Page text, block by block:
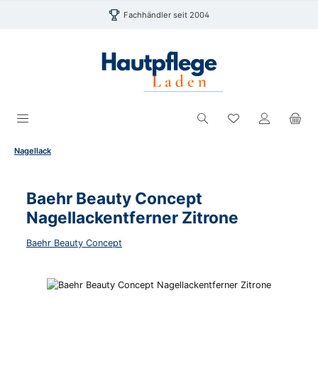
Zum Hauptinhalt springen Fachhändler seit 2004
Du hast 0
Nagellack
Baehr Beauty Concept
Nagellackentferner Zitrone
Baehr Beauty Concept
Bildergalerie überspringen